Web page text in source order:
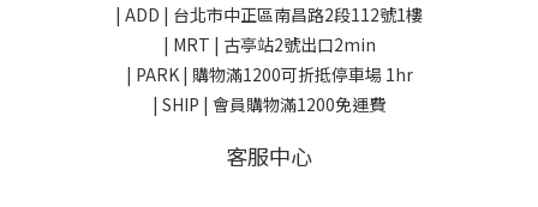
| ADD | 台北市中正區南昌路2段112號1樓
| MRT | 古亭站2號出口2min
| PARK | 購物滿1200可折抵停車場 1hr
| SHIP | 會員購物滿1200免運費
客服中心